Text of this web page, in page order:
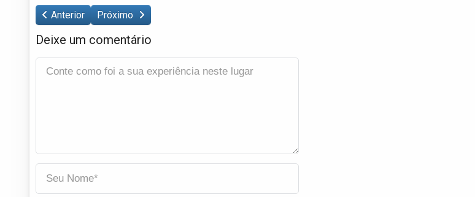
Anterior Próximo
Deixe um comentário